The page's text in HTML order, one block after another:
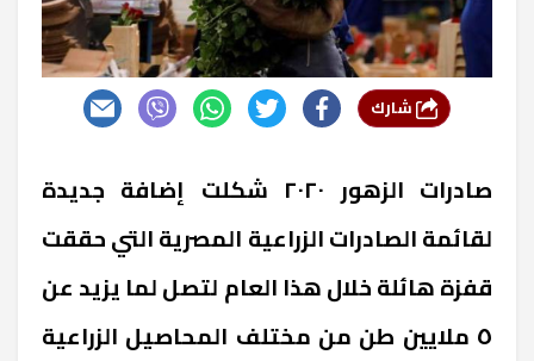
صادرات الزهور ٢٠٢٠ شكلت إضافة جديدة
لقائمة الصادرات الزراعية المصرية التي حققت
قفزة هائلة خلال هذا العام لتصل لما يزيد عن
٥ ملايين طن من مختلف المحاصيل الزراعية